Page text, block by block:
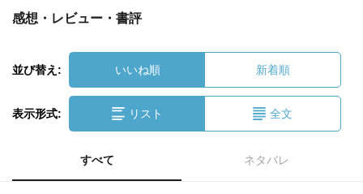
感想・レビュー・書評
並び替え: いいね順 新着順
表示形式: リスト 全文
すべて ネタバレ